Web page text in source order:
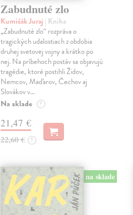
Zabudnuté zlo
Kumičák Juraj | Kniha
„Zabudnuté zlo“ rozpráva o
tragických udalostiach z obdobia
druhej svetovej vojny a krátko po
nej. Na príbehoch postáv sa objavujú
tragédie, ktoré postihli Židov,
Nemcov, Maďarov, Čechov aj
Slovákov v…
Na sklade ?
21,47 €
22,60 € ?
na sklade